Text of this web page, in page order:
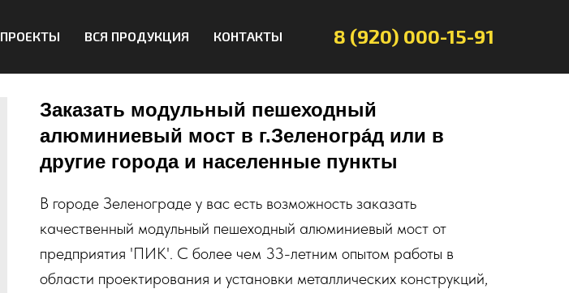
ПРОЕКТЫ ВСЯ ПРОДУКЦИЯ КОНТАКТЫ 8 (920) 000-15-91
Заказать модульный пешеходный
алюминиевый мост в г.Зеленогра́д или в
другие города и населенные пункты
В городе Зеленограде у вас есть возможность заказать
качественный модульный пешеходный алюминиевый мост от
предприятия 'ПИК'. С более чем 33-летним опытом работы в
области проектирования и установки металлических конструкций,